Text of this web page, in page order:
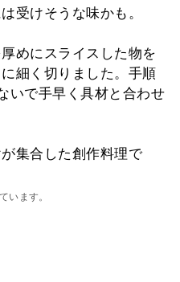
受けそうな味かも。
めにスライスした物を
細く切りました。手順
いで手早く具材と合わせ
集合した創作料理で
います。